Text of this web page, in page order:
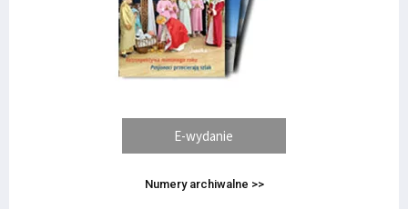
E-wydanie
Numery archiwalne >>